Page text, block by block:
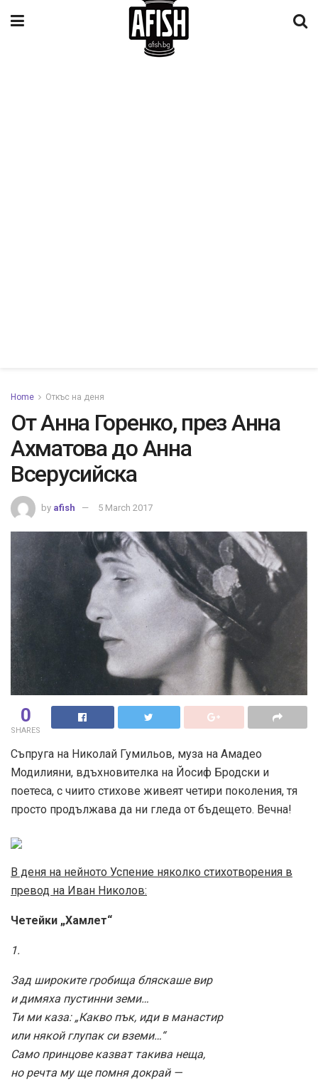
Home Откъс на деня
От Анна Горенко, през Анна
Ахматова до Анна
Всерусийска
by afish 5 March 2017
0
SHARES
Съпруга на Николай Гумильов, муза на Амадео
Модилияни, вдъхновителка на Йосиф Бродски и
поетеса, с чиито стихове живеят четири поколения, тя
просто продължава да ни гледа от бъдещето. Вечна!
В деня на нейното Успение няколко стихотворения в
превод на Иван Николов:
Четейки „Хамлет“
1.
Зад широките гробища бляскаше вир
и димяха пустинни земи…
Ти ми каза: „Какво пък, иди в манастир
или някой глупак си вземи…“
Само принцове казват такива неща,
но речта му ще помня докрай —